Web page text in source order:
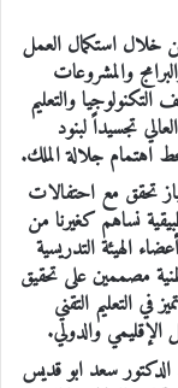
خلال استكمال العمل
والمشروعات
التكنولوجيا والتعليم
تجسيداً لبنود
اهتمام جلالة الملك.
تحقق مع احتفالات
نساهم كغيرنا من
الهيئة التدريسية
مصممين على تحقيق
في التعليم التقني
والدولي.
الدكتور سعد ابو قديس